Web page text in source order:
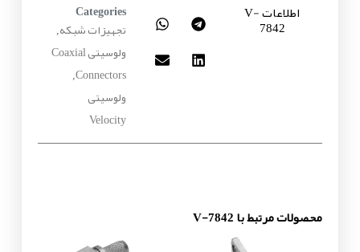
اطلاعات V-
7842
Categories
تجهیزات شبکه,
ولوسیتی Coaxial
Connectors
,
ولوسیتی
Velocity
محصولات مرتبط با V-7842